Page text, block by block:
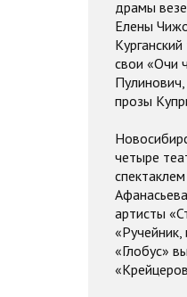
драмы
Елены
свои «Очи
прозы
четыре
артисты
«Глобус»